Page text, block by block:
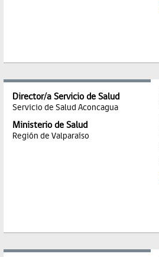
Director/a Servicio de Salud
Servicio de Salud Aconcagua
Ministerio de Salud
Región de Valparaíso